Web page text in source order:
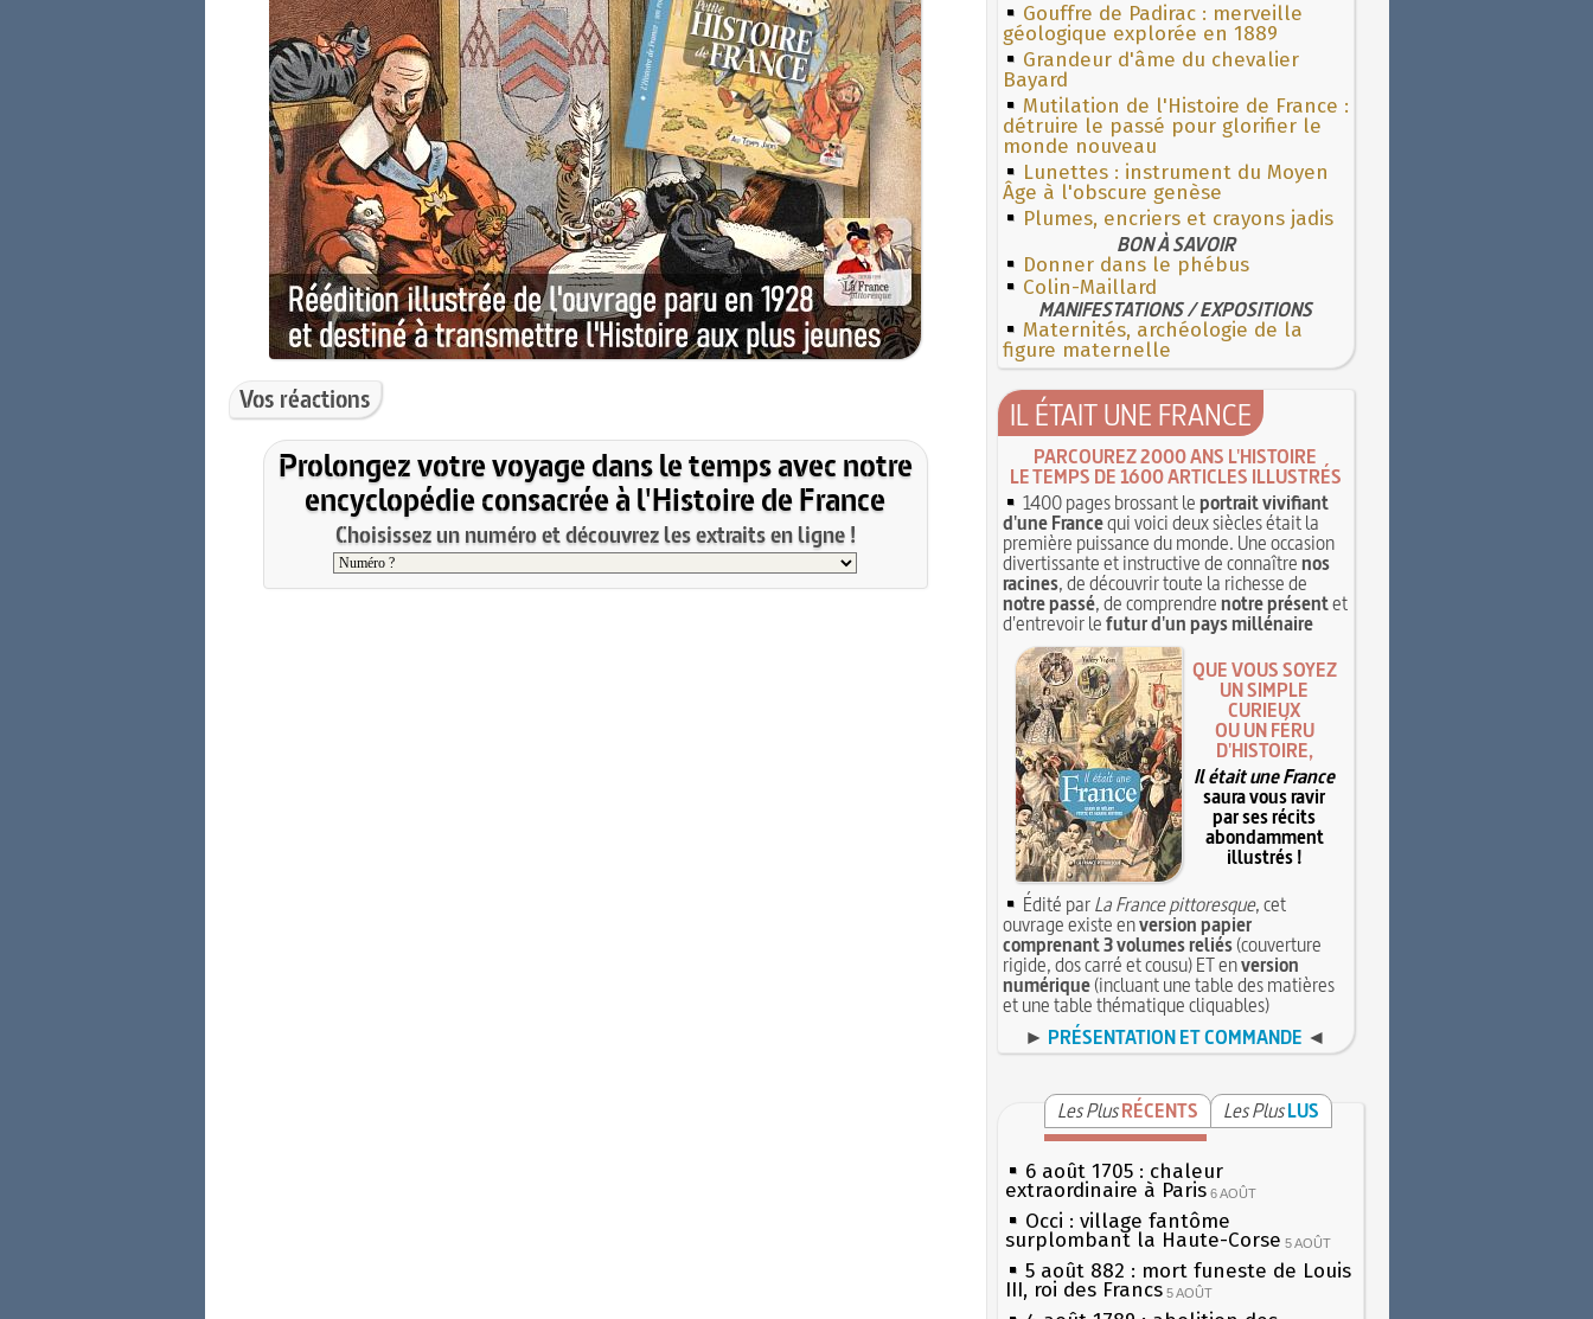
Vos réactions
Prolongez votre voyage dans le temps avec notre
encyclopédie consacrée à l'Histoire de France
Choisissez un numéro et découvrez les extraits en ligne !
Gouffre de Padirac : merveille
géologique explorée en 1889
Grandeur d'âme du chevalier
Bayard
Mutilation de l'Histoire de France :
détruire le passé pour glorifier le
monde nouveau
Lunettes : instrument du Moyen
Âge à l'obscure genèse
Plumes, encriers et crayons jadis
BON À SAVOIR
Donner dans le phébus
Colin-Maillard
MANIFESTATIONS / EXPOSITIONS
Maternités, archéologie de la
figure maternelle
IL ÉTAIT UNE FRANCE
PARCOUREZ 2000 ANS L'HISTOIRE
LE TEMPS DE 1600 ARTICLES ILLUSTRÉS
1400 pages brossant leportrait vivifiant
d'une Francequi voici deux siècles était la
première puissance du monde. Une occasion
divertissante et instructive de connaîtrenos
racines, de découvrir toute la richesse de
notre passé, de comprendrenotre présentet
d'entrevoir lefutur d'un pays millénaire
QUE VOUS SOYEZ
UN SIMPLE
CURIEUX
OU UN FÉRU
D'HISTOIRE,
Il était une France
saura vous ravir
par ses récits
abondamment
illustrés !
Édité parLa France pittoresque, cet
ouvrage existe enversion papier
comprenant 3 volumes reliés(couverture
rigide, dos carré et cousu) ET enversion
numérique(incluant une table des matières
et une table thématique cliquables)
► PRÉSENTATION ET COMMANDE ◄
Les Plus RÉCENTS Les Plus LUS
6 août 1705 : chaleur
extraordinaire à Paris 6 AOÛT
Occi : village fantôme
surplombant la Haute-Corse 5 AOÛT
5 août 882 : mort funeste de Louis
III, roi des Francs 5 AOÛT